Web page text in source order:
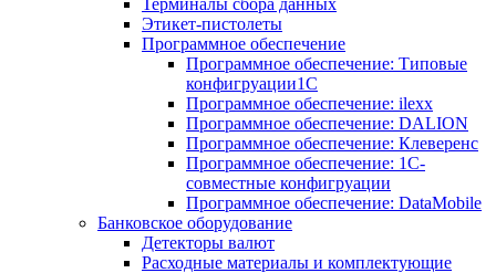
Терминалы сбора данных
Этикет-пистолеты
Программное обеспечение
Программное обеспечение: Типовые
конфигруации1С
Программное обеспечение: ilexx
Программное обеспечение: DALION
Программное обеспечение: Клеверенс
Программное обеспечение: 1С-
совместные конфигруации
Программное обеспечение: DataMobile
Банковское оборудование
Детекторы валют
Расходные материалы и комплектующие